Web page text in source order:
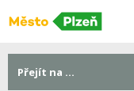
Přejít na ...